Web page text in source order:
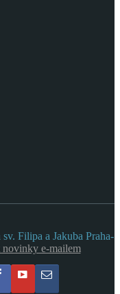
Filipa a Jakuba Praha-
novinky e-mailem